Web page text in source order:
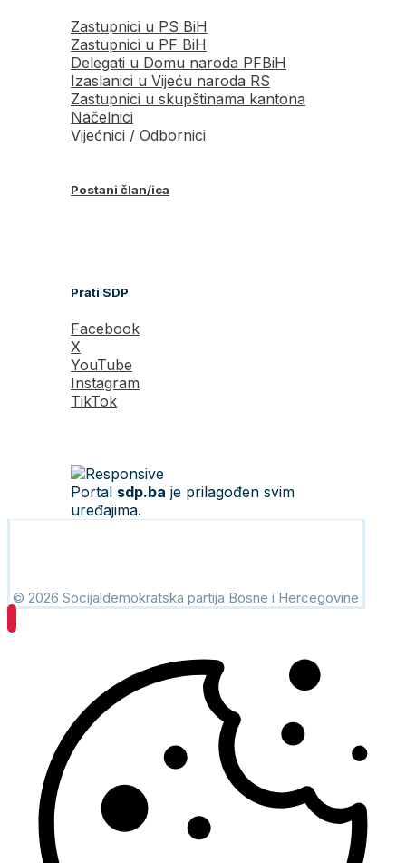
Zastupnici u PS BiH
Zastupnici u PF BiH
Delegati u Domu naroda PFBiH
Izaslanici u Vijeću naroda RS
Zastupnici u skupštinama kantona
Načelnici
Vijećnici / Odbornici
Postani član/ica
Prati SDP
Facebook
X
YouTube
Instagram
TikTok
Portal sdp.ba je prilagođen svim
uređajima.
© 2026 Socijaldemokratska partija Bosne i Hercegovine